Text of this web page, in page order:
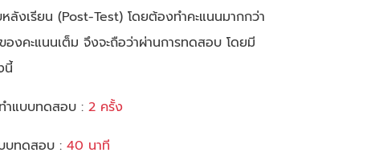
งเรียน (Post-Test) โดยต้องทำคะแนนมากกว่า
องคะแนนเต็ม จึงจะถือว่าผ่านการทดสอบ โดยมี
นี้
ำแบบทดสอบ : 2 ครั้ง
บบทดสอบ : 40 นาที